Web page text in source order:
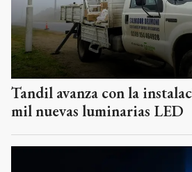
Tandil avanza con la
mil nuevas luminarias LED